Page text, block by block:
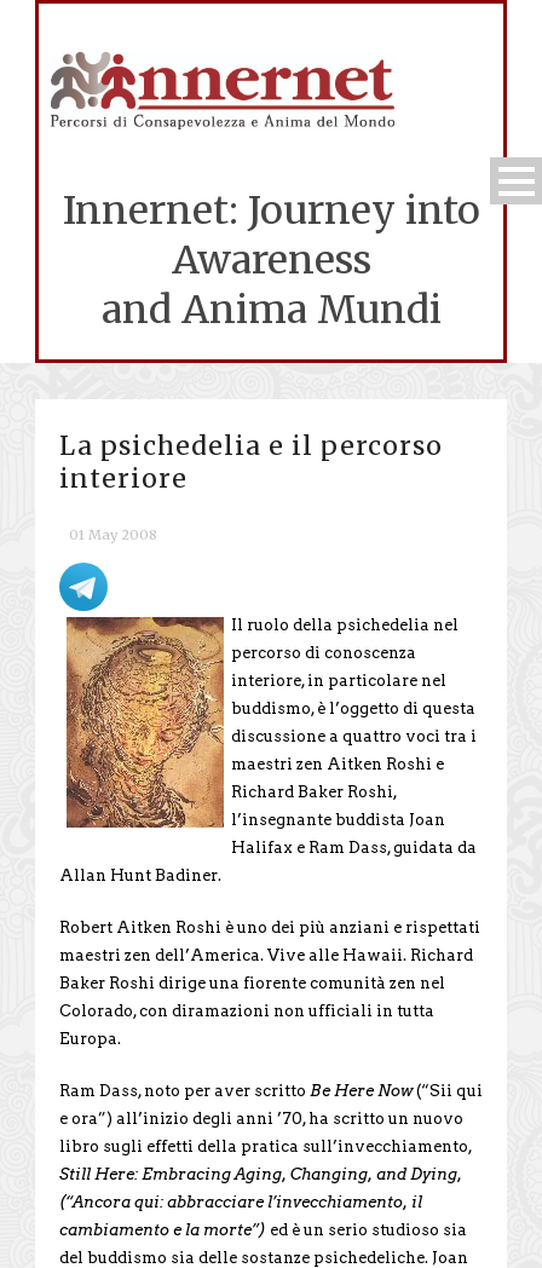
Innernet: Journey into
Awareness
and Anima Mundi
La psichedelia e il percorso
interiore
01 May 2008
Il ruolo della psichedelia nel
percorso di conoscenza
interiore, in particolare nel
buddismo, è l’oggetto di questa
discussione a quattro voci tra i
maestri zen Aitken Roshi e
Richard Baker Roshi,
l’insegnante buddista Joan
Halifax e Ram Dass, guidata da
Allan Hunt Badiner.
Robert Aitken Roshi è uno dei più anziani e rispettati
maestri zen dell’America. Vive alle Hawaii. Richard
Baker Roshi dirige una fiorente comunità zen nel
Colorado, con diramazioni non ufficiali in tutta
Europa.
Ram Dass, noto per aver scritto Be Here Now(“Sii qui
e ora”) all’inizio degli anni ’70, ha scritto un nuovo
libro sugli effetti della pratica sull’invecchiamento,
Still Here: Embracing Aging, Changing, and Dying,
(“Ancora qui: abbracciare l’invecchiamento, il
cambiamento e la morte”) ed è un serio studioso sia
del buddismo sia delle sostanze psichedeliche. Joan